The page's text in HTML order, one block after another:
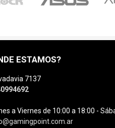
ESTAMOS?
7137
a Viernes de 10:00 a 18:00 -